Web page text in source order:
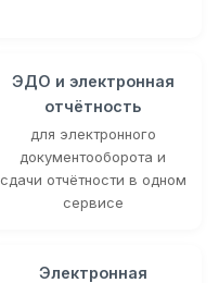
ЭДО и электронная
отчётность
для электронного
документооборота и
сдачи отчётности в одном
сервисе
Электронная